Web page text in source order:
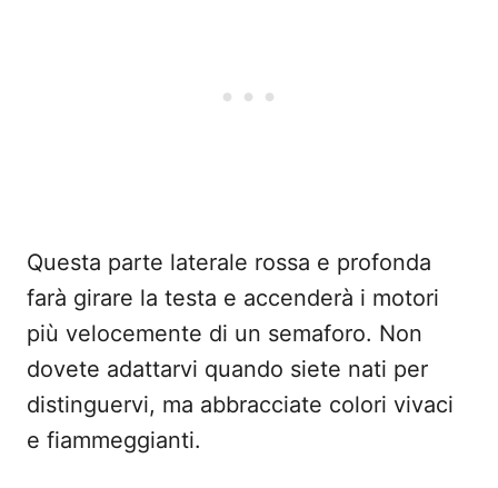
Questa parte laterale rossa e profonda
farà girare la testa e accenderà i motori
più velocemente di un semaforo. Non
dovete adattarvi quando siete nati per
distinguervi, ma abbracciate colori vivaci
e fiammeggianti.